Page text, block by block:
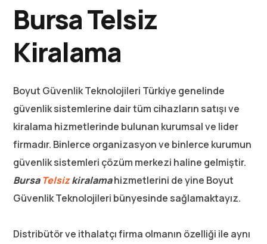
Bursa Telsiz
Kiralama
Boyut Güvenlik Teknolojileri Türkiye genelinde
güvenlik sistemlerine dair tüm cihazların satışı ve
kiralama hizmetlerinde bulunan kurumsal ve lider
firmadır. Binlerce organizasyon ve binlerce kurumun
güvenlik sistemleri çözüm merkezi haline gelmiştir.
BursaTelsizkiralamahizmetlerini de yine Boyut
Güvenlik Teknolojileri bünyesinde sağlamaktayız.
Distribütör ve ithalatçı firma olmanın özelliği ile aynı